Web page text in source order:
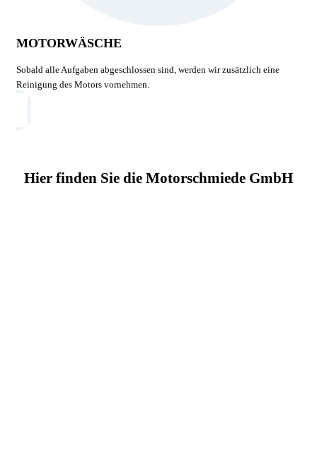
MOTORWÄSCHE
Sobald alle Aufgaben abgeschlossen sind, werden wir zusätzlich eine
Reinigung des Motors vornehmen.
Hier finden Sie die Motorschmiede GmbH